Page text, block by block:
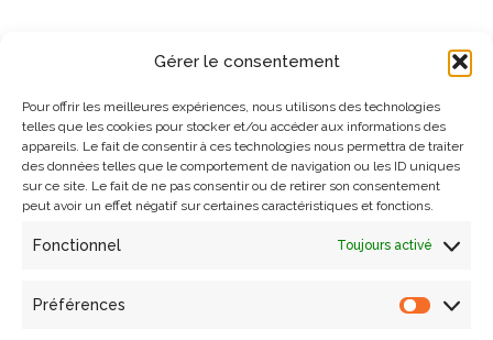
Gérer le consentement
Pour offrir les meilleures expériences, nous utilisons des technologies
telles que les cookies pour stocker et/ou accéder aux informations des
appareils. Le fait de consentir à ces technologies nous permettra de traiter
des données telles que le comportement de navigation ou les ID uniques
sur ce site. Le fait de ne pas consentir ou de retirer son consentement
peut avoir un effet négatif sur certaines caractéristiques et fonctions.
Fonctionnel Toujours activé
Préférences
Consulter le programme des journées.
Rechercher